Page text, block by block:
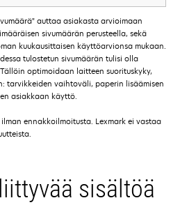
auttaa asiakasta arvioimaan
sivumäärän perusteella, sekä
kuukausittaisen käyttöarvionsa mukaan.
tulostetun sivumäärän tulisi olla
optimoidaan laitteen suorituskyky,
tarvikkeiden vaihtoväli, paperin lisäämisen
asiakkaan käyttö.
ennakkoilmoitusta. Lexmark ei vastaa
sisältöä